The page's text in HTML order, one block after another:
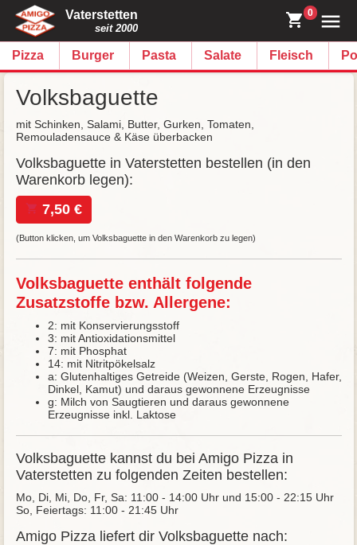
Vaterstetten
seit 2000
0
Pizza Burger Pasta Salate Fleisch
Volksbaguette
mit Schinken, Salami, Butter, Gurken, Tomaten,
Remouladensauce & Käse überbacken
Volksbaguette in Vaterstetten bestellen (in den
Warenkorb legen):
7,50 €
(Button klicken, um Volksbaguette in den Warenkorb zu legen)
Volksbaguette enthält folgende
Zusatzstoffe bzw. Allergene:
2: mit Konservierungsstoff
3: mit Antioxidationsmittel
7: mit Phosphat
14: mit Nitritpökelsalz
a: Glutenhaltiges Getreide (Weizen, Gerste, Rogen, Hafer,
Dinkel, Kamut) und daraus gewonnene Erzeugnisse
g: Milch von Saugtieren und daraus gewonnene
Erzeugnisse inkl. Laktose
Volksbaguette kannst du bei Amigo Pizza in
Vaterstetten zu folgenden Zeiten bestellen:
Mo, Di, Mi, Do, Fr, Sa: 11:00 - 14:00 Uhr und 15:00 - 22:15 Uhr
So, Feiertags: 11:00 - 21:45 Uhr
Amigo Pizza liefert dir Volksbaguette nach: